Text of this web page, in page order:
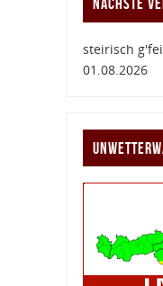
steirisch
01.08.2026